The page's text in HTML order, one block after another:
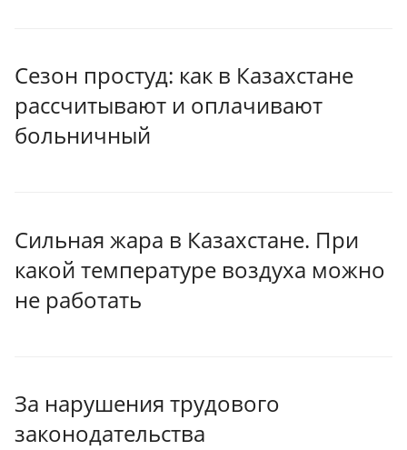
Сезон простуд: как в Казахстане
рассчитывают и оплачивают
больничный
Сильная жара в Казахстане. При
какой температуре воздуха можно
не работать
За нарушения трудового
законодательства